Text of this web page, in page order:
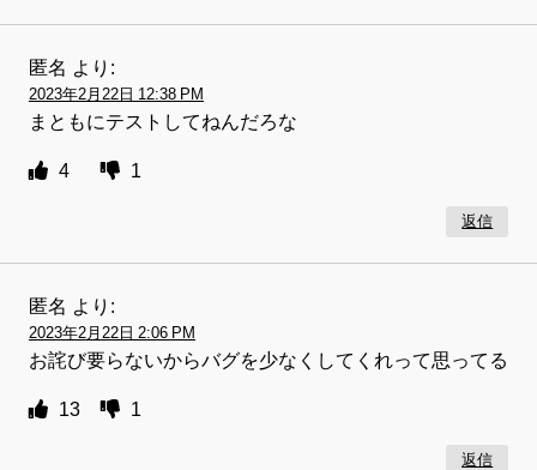
匿名 より:
2023年2月22日 12:38 PM
まともにテストしてねんだろな
4 1
返信
匿名 より:
2023年2月22日 2:06 PM
お詫び要らないからバグを少なくしてくれって思ってる
13 1
返信